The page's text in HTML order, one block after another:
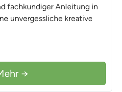
fachkundiger Anleitung in
unvergessliche kreative
→